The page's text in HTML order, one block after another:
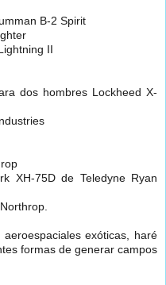
B-2 Spirit
II
dos hombres Lockheed X-
XH-75D de Teledyne Ryan
exóticas, haré
formas de generar campos